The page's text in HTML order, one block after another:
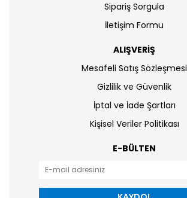
Sipariş Sorgula
İletişim Formu
ALIŞVERİŞ
Mesafeli Satış Sözleşmesi
Gizlilik ve Güvenlik
İptal ve İade Şartları
Kişisel Veriler Politikası
E-BÜLTEN